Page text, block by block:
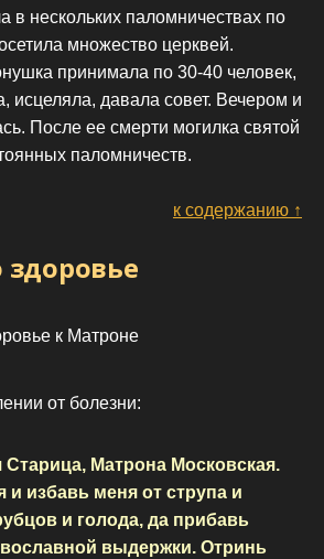
в нескольких паломничествах по
множество церквей.
принимала по 30-40 человек,
исцеляла, давала совет. Вечером и
После ее смерти могилка святой
паломничеств.
к содержанию ↑
от болезни:
Старица, Матрона Московская.
и избавь меня от струпа и
и голода, да прибавь
выдержки. Отринь